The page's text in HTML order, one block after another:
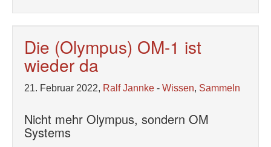
Die (Olympus) OM-1 ist
wieder da
21. Februar 2022, Ralf Jannke - Wissen, Sammeln
Nicht mehr Olympus, sondern OM
Systems